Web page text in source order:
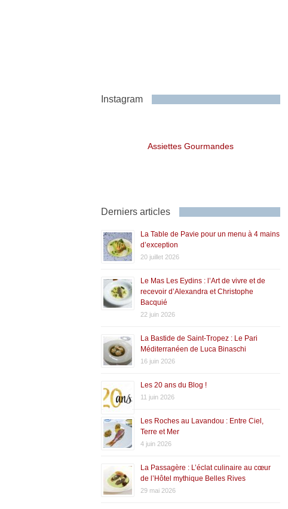
Instagram
Assiettes Gourmandes
Derniers articles
La Table de Pavie pour un menu à 4 mains
d’exception
20 juillet 2026
Le Mas Les Eydins : l’Art de vivre et de
recevoir d’Alexandra et Christophe
Bacquié
22 juin 2026
La Bastide de Saint-Tropez : Le Pari
Méditerranéen de Luca Binaschi
16 juin 2026
Les 20 ans du Blog !
11 juin 2026
Les Roches au Lavandou : Entre Ciel,
Terre et Mer
4 juin 2026
La Passagère : L’éclat culinaire au cœur
de l’Hôtel mythique Belles Rives
29 mai 2026